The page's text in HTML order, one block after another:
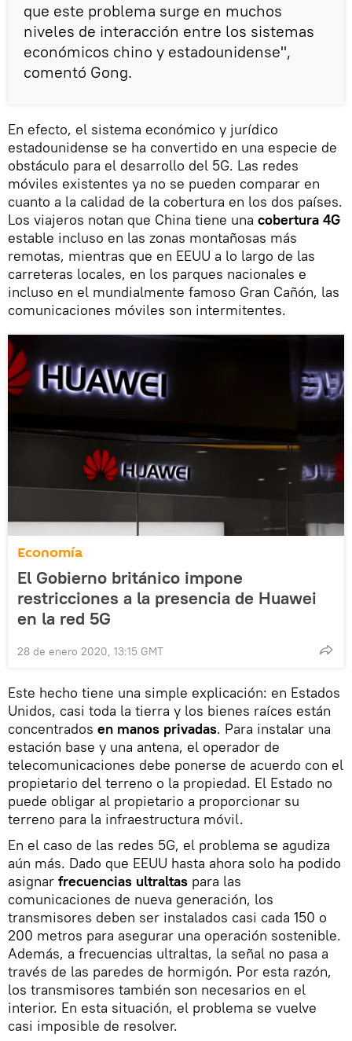
que este problema surge en muchos
niveles de interacción entre los sistemas
económicos chino y estadounidense",
comentó Gong.
En efecto, el sistema económico y jurídico
estadounidense se ha convertido en una especie de
obstáculo para el desarrollo del 5G. Las redes
móviles existentes ya no se pueden comparar en
cuanto a la calidad de la cobertura en los dos países.
Los viajeros notan que China tiene una cobertura 4G
estable incluso en las zonas montañosas más
remotas, mientras que en EEUU a lo largo de las
carreteras locales, en los parques nacionales e
incluso en el mundialmente famoso Gran Cañón, las
comunicaciones móviles son intermitentes.
Economía
El Gobierno británico impone
restricciones a la presencia de Huawei
en la red 5G
28 de enero 2020, 13:15 GMT
Este hecho tiene una simple explicación: en Estados
Unidos, casi toda la tierra y los bienes raíces están
concentrados en manos privadas. Para instalar una
estación base y una antena, el operador de
telecomunicaciones debe ponerse de acuerdo con el
propietario del terreno o la propiedad. El Estado no
puede obligar al propietario a proporcionar su
terreno para la infraestructura móvil.
En el caso de las redes 5G, el problema se agudiza
aún más. Dado que EEUU hasta ahora solo ha podido
asignar frecuencias ultraltas para las
comunicaciones de nueva generación, los
transmisores deben ser instalados casi cada 150 o
200 metros para asegurar una operación sostenible.
Además, a frecuencias ultraltas, la señal no pasa a
través de las paredes de hormigón. Por esta razón,
los transmisores también son necesarios en el
interior. En esta situación, el problema se vuelve
casi imposible de resolver.